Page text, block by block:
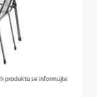
produktu se informujte